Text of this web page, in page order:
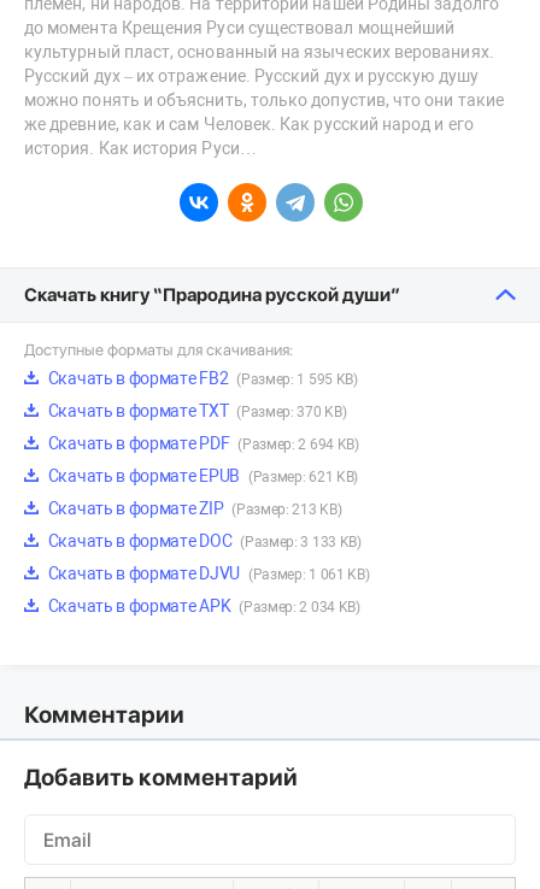
племен, ни народов. На территории нашей Родины задолго
до момента Крещения Руси существовал мощнейший
культурный пласт, основанный на языческих верованиях.
Русский дух – их отражение. Русский дух и русскую душу
можно понять и объяснить, только допустив, что они такие
же древние, как и сам Человек. Как русский народ и его
история. Как история Руси…
Скачать книгу “Прародина русской души”
Доступные форматы для скачивания:
Скачать в формате FB2 (Размер: 1 595 KB)
Скачать в формате TXT (Размер: 370 KB)
Скачать в формате PDF (Размер: 2 694 KB)
Скачать в формате EPUB (Размер: 621 KB)
Скачать в формате ZIP (Размер: 213 KB)
Скачать в формате DOC (Размер: 3 133 KB)
Скачать в формате DJVU (Размер: 1 061 KB)
Скачать в формате APK (Размер: 2 034 KB)
Комментарии
Добавить комментарий